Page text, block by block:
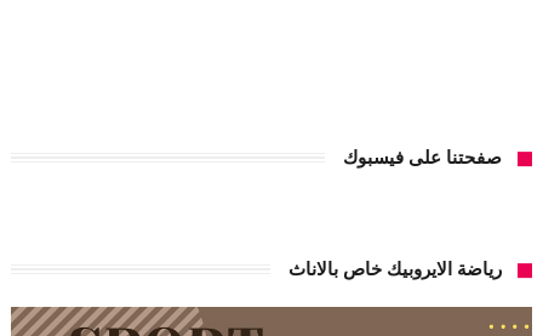
صفحتنا على فيسبوك
رياضة الايروبيك خاص بالاناث